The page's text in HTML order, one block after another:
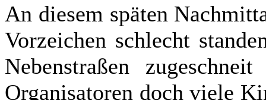
An diesem späten
Vorzeichen schlecht
Nebenstraßen
Organisatoren doch viele